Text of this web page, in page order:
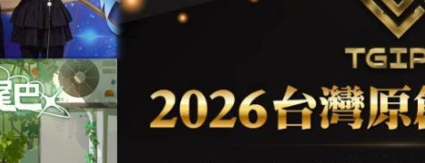
練一個月！觀管系榮獲天籟盃全國大專廣播詞競賽英文組佳作
國科大開講 解密AI時代的金融轉型與數位正義
心主辦「114學年度AI英文自我介紹比賽」成績出爐
度：財金系傑出校友共議「人文素養」 點亮智慧金融時代的跨域新局
有限公司捐贈 嘉惠行管系莘莘學子